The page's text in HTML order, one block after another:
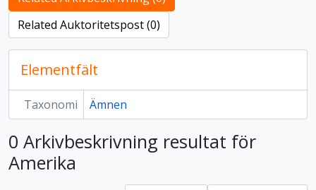
Related Auktoritetspost (0)
Elementfält
Taxonomi Ämnen
0 Arkivbeskrivning resultat för
Amerika